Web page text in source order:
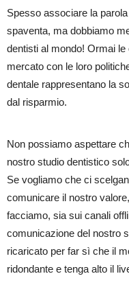
Spesso associare la
spaventa, ma dobbiamo
dentisti al mondo! Ormai
mercato con le loro
dentale rappresentano la
dal risparmio.
Non possiamo aspettare
nostro studio dentistico
Se vogliamo che ci
comunicare il nostro
facciamo, sia sui canali
comunicazione del nostro
ricaricato per far sì che il
ridondante e tenga alto il